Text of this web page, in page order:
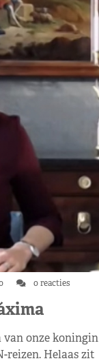
0 reacties
van onze koningin
reizen. Helaas zit